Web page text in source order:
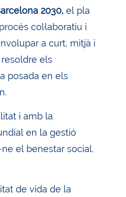
2030, el pla
col·laboratiu i
a curt, mitjà i
els
posada en els
i amb la
en la gestió
el benestar social.
de vida de la